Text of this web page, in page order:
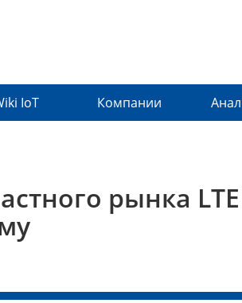
IoT Компании
рынка